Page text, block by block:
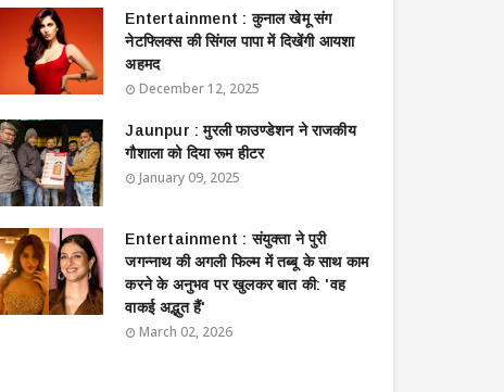
Entertainment : ​​​​कुनाल खेमू संग
नेटफ्लिक्स की सिंगल पापा में दिखेंगी आयशा
अहमद
December 12, 2025
Jaunpur : ​मुरली फाउण्डेशन ने राजकीय
गौशाला को दिया रूम हीटर
January 09, 2025
Entertainment : ​संयुक्ता ने पुरी
जगन्नाथ की अगली फिल्म में तब्बू के साथ काम
करने के अनुभव पर खुलकर बात की: 'वह
वाकई अद्भुत हैं'
March 02, 2026